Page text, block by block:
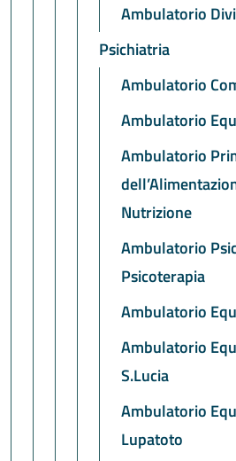
Ambulatorio
Psichiatria
Ambulatorio
Ambulatorio
Ambulatorio
Nutrizione
Ambulatorio
Psicoterapia
Ambulatorio
Ambulatorio
S.Lucia
Ambulatorio
Lupatoto